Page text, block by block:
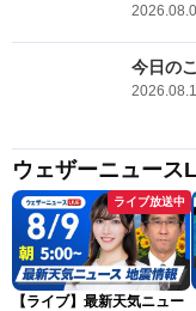
今日の
ウェザーニュース
ライブ放送中
【ライブ】最新天気ニュー